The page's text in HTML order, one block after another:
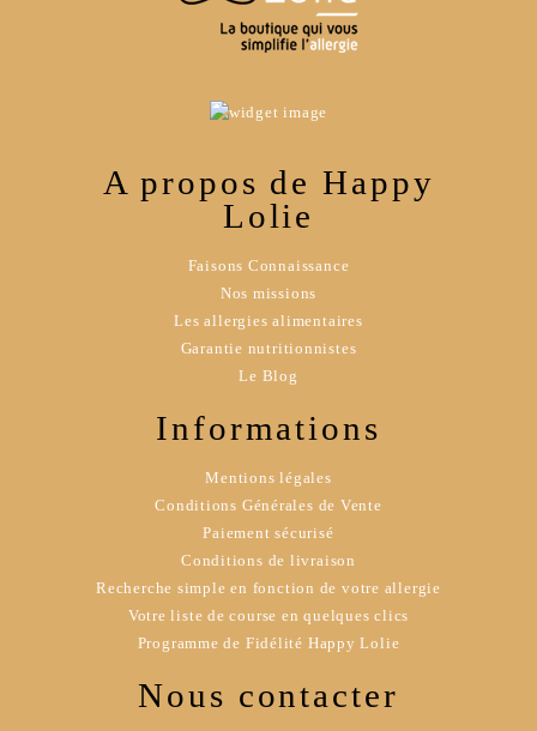
A propos de Happy
Lolie
Faisons Connaissance
Nos missions
Les allergies alimentaires
Garantie nutritionnistes
Le Blog
Informations
Mentions légales
Conditions Générales de Vente
Paiement sécurisé
Conditions de livraison
Recherche simple en fonction de votre allergie
Votre liste de course en quelques clics
Programme de Fidélité Happy Lolie
Nous contacter